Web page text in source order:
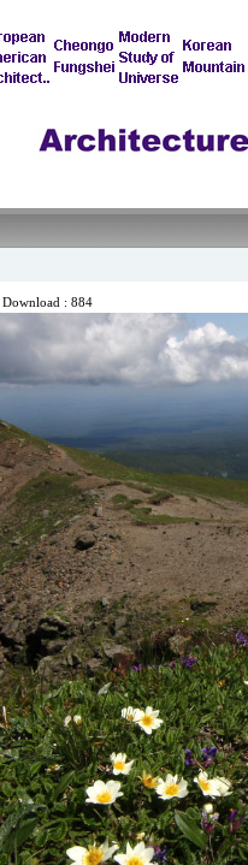
, Download : 884